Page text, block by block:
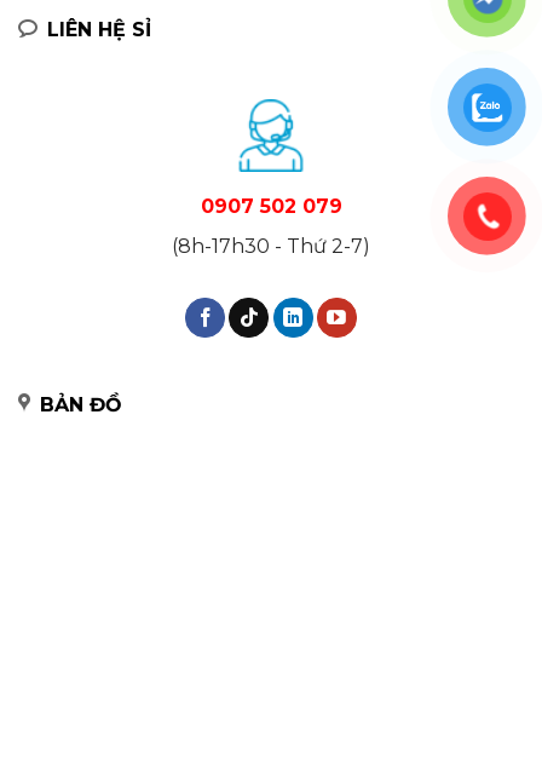
LIÊN HỆ SỈ
0907 502 079
(8h-17h30 - Thứ 2-7)
BẢN ĐỒ